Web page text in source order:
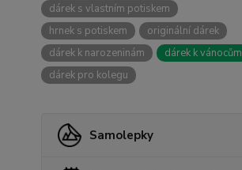
dárek s vlastním potiskem
hrnek s potiskem
originální dárek
dárek k narozeninám
dárek k vánocům
dárek pro kolegu
Samolepky